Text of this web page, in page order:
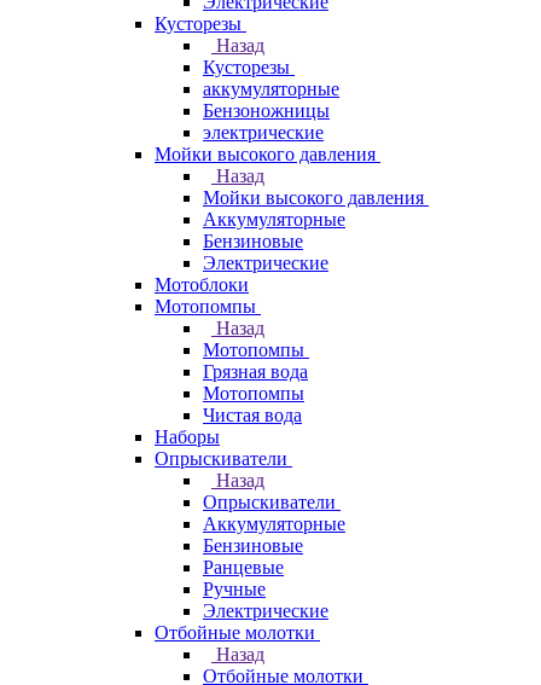
Кусторезы
Назад
Кусторезы
аккумуляторные
Бензоножницы
электрические
Мойки высокого давления
Назад
Мойки высокого давления
Аккумуляторные
Бензиновые
Электрические
Мотоблоки
Мотопомпы
Назад
Мотопомпы
Грязная вода
Мотопомпы
Чистая вода
Наборы
Опрыскиватели
Назад
Опрыскиватели
Аккумуляторные
Бензиновые
Ранцевые
Ручные
Электрические
Отбойные молотки
Назад
Отбойные молотки